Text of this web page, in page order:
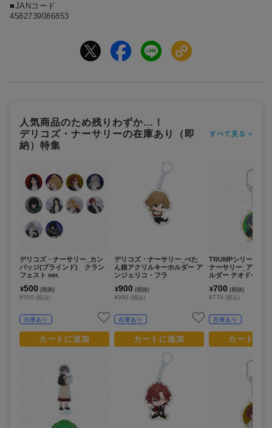
■JANコード
4582739086853
人気商品のため残りわずか…！
デリコズ・ナーサリーの在庫あり（即
納）特集
すべて見る >
デリコズ・ナーサリー_カン
バッジ(ブラインド) クラン
フェスト ver.
¥500 (税抜)
¥550 (税込)
在庫あり
カートに追加
デリコズ・ナーサリー_ぺた
ん娘アクリルキーホルダー ア
ンジェリコ・フラ
¥900 (税抜)
¥990 (税込)
在庫あり
カートに追加
TRUMPシリーズ デ
ナーサリー_アクリ
ルダー テオドール
¥700 (税抜)
¥770 (税込)
在庫あり
カートに